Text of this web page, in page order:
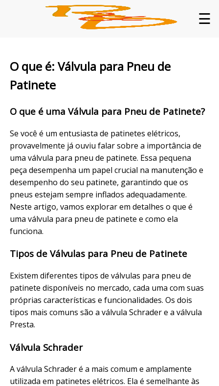
☰
O que é: Válvula para Pneu de
Patinete
O que é uma Válvula para Pneu de Patinete?
Se você é um entusiasta de patinetes elétricos,
provavelmente já ouviu falar sobre a importância de
uma válvula para pneu de patinete. Essa pequena
peça desempenha um papel crucial na manutenção e
desempenho do seu patinete, garantindo que os
pneus estejam sempre inflados adequadamente.
Neste artigo, vamos explorar em detalhes o que é
uma válvula para pneu de patinete e como ela
funciona.
Tipos de Válvulas para Pneu de Patinete
Existem diferentes tipos de válvulas para pneu de
patinete disponíveis no mercado, cada uma com suas
próprias características e funcionalidades. Os dois
tipos mais comuns são a válvula Schrader e a válvula
Presta.
Válvula Schrader
A válvula Schrader é a mais comum e amplamente
utilizada em patinetes elétricos. Ela é semelhante às